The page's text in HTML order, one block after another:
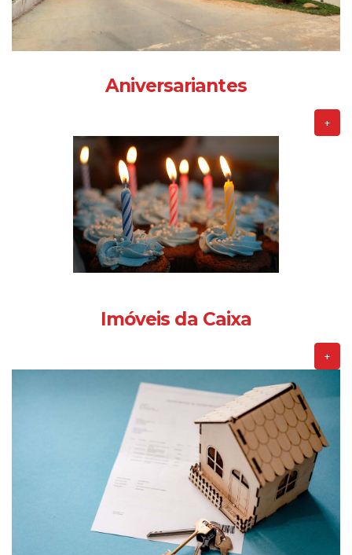
Aniversariantes
+
Imóveis da Caixa
+